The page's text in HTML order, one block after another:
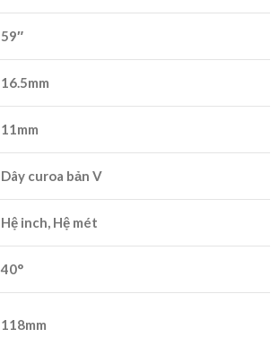
59″
16.5mm
11mm
Dây curoa bản V
Hệ inch, Hệ mét
40°
118mm